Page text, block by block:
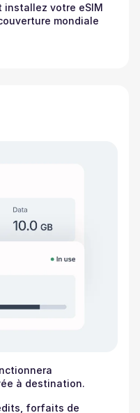
installez votre eSIM
mondiale
à destination.
forfaits de